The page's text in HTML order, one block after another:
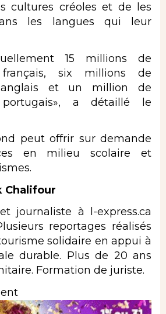
cultures créoles et de les
les langues qui leur
15 millions de
français, six millions de
anglais et un million de
portugais», a détaillé le
peut offrir sur demande
en milieu scolaire et
Chalifour
journaliste à l-express.ca
reportages réalisés
solidaire en appui à
durable. Plus de 20 ans
Formation de juriste.